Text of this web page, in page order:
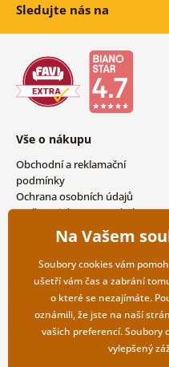
Sledujte nás na
Vše o nákupu
Obchodní a reklamační
podmínky
Ochrana osobních údajů
Možnosti dopravy a platby
Vrácení zbožíNa Vašem
Soubory cookies vám
ušetří vám čas a zabrání
o které se nezajímáte.
oznámili, že jste na naší
vašich preferencí. Soubory
vylepšený